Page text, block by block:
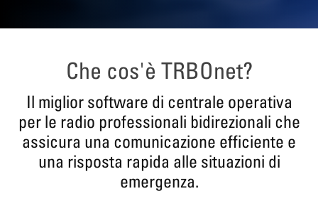
Che cos'è TRBOnet?
Il miglior software di centrale operativa
per le radio professionali bidirezionali che
assicura una comunicazione efficiente e
una risposta rapida alle situazioni di
emergenza.